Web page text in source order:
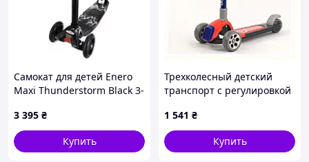
Самокат для детей Enero
Maxi Thunderstorm Black 3-
3 395 ₴
Купить
Трехколесный детский
транспорт с регулировкой
1 541 ₴
Купить